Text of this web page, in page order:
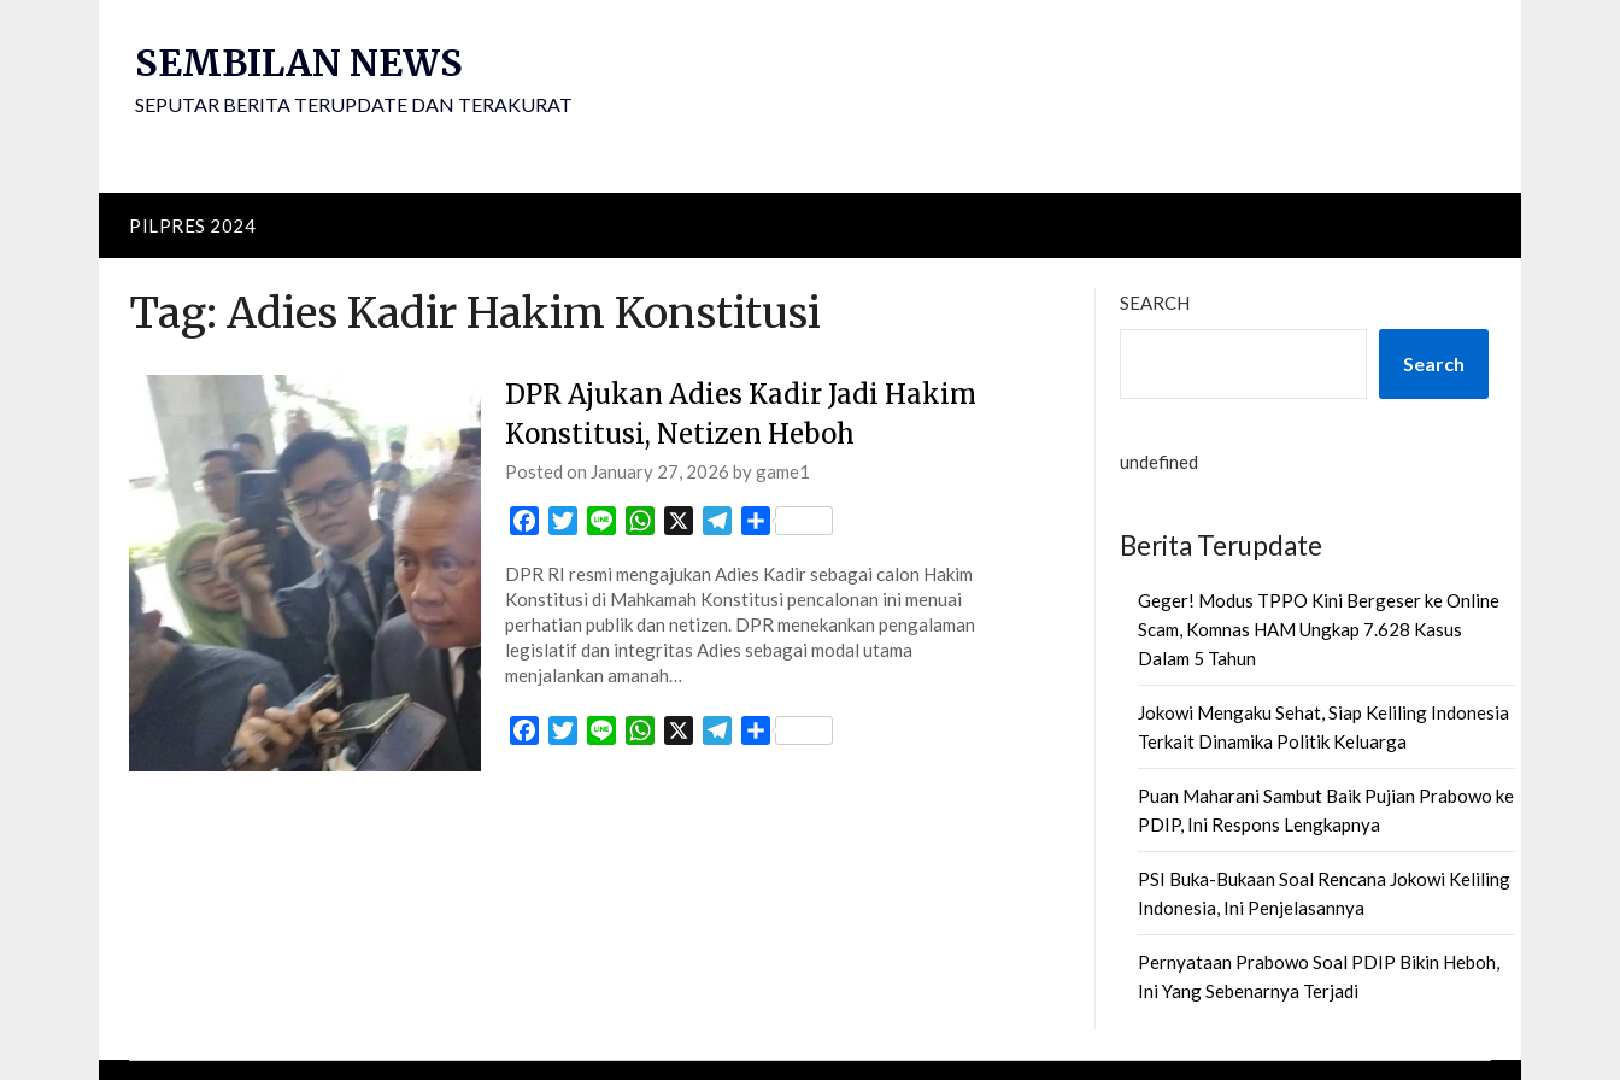
SEMBILAN NEWS
SEPUTAR BERITA TERUPDATE DAN TERAKURAT
PILPRES 2024
Tag: Adies Kadir Hakim Konstitusi
DPR Ajukan Adies Kadir Jadi Hakim
Konstitusi, Netizen Heboh
Posted on January 27, 2026 bygame1
FacebookTwitterLine WhatsApp Telegram
Share
DPR RI resmi mengajukan Adies Kadir sebagai calon Hakim
Konstitusi di Mahkamah Konstitusi pencalonan ini menuai
perhatian publik dan netizen. DPR menekankan pengalaman
legislatif dan integritas Adies sebagai modal utama
menjalankan amanah…
FacebookTwitterLine WhatsApp Telegram
Share
SEARCH
Search
undefined
Berita Terupdate
Geger! Modus TPPO Kini Bergeser ke Online
Scam, Komnas HAM Ungkap 7.628 Kasus
Dalam 5 Tahun
Jokowi Mengaku Sehat, Siap Keliling Indonesia
Terkait Dinamika Politik Keluarga
Puan Maharani Sambut Baik Pujian Prabowo ke
PDIP, Ini Respons Lengkapnya
PSI Buka-Bukaan Soal Rencana Jokowi Keliling
Indonesia, Ini Penjelasannya
Pernyataan Prabowo Soal PDIP Bikin Heboh,
Ini Yang Sebenarnya Terjadi